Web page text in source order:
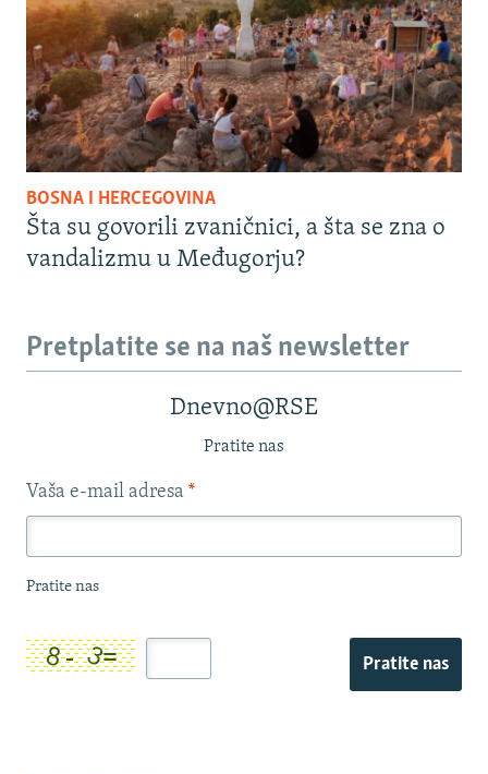
BOSNA I HERCEGOVINA
Šta su govorili zvaničnici, a šta se zna o
vandalizmu u Međugorju?
Pretplatite se na naš newsletter
Dnevno@RSE
Pratite nas
Vaša e-mail adresa *
Pratite nas
Pratite nas